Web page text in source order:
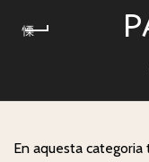
En aquesta